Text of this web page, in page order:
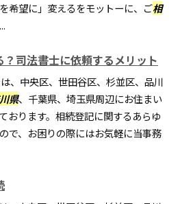
希望に」変えるをモットーに、ご相
司法書士に依頼するメリット
、中央区、世田谷区、杉並区、品川
県、千葉県、埼玉県周辺にお住まい
おります。相続登記に関するあらゆ
で、お困りの際にはお気軽に当事務